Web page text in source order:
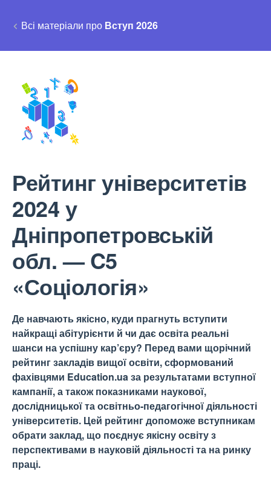
Всі матеріали про Вступ 2026
Рейтинг університетів
2024 у
Дніпропетровській
обл. — C5
«Соціологія»
Де навчають якісно, куди прагнуть вступити
найкращі абітурієнти й чи дає освіта реальні
шанси на успішну кар’єру? Перед вами щорічний
рейтинг закладів вищої освіти, сформований
фахівцями Education.ua за результатами вступної
кампанії, а також показниками наукової,
дослідницької та освітньо-педагогічної діяльності
університетів. Цей рейтинг допоможе вступникам
обрати заклад, що поєднує якісну освіту з
перспективами в науковій діяльності та на ринку
праці.